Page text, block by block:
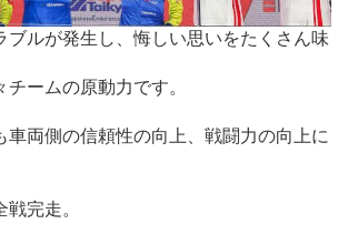
ブルが発生し、悔しい思いをたくさん味
ームの原動力です。
車両側の信頼性の向上、戦闘力の向上に
完走。